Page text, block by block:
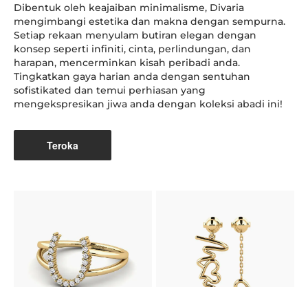
Dibentuk oleh keajaiban minimalisme, Divaria
mengimbangi estetika dan makna dengan sempurna.
Setiap rekaan menyulam butiran elegan dengan
konsep seperti infiniti, cinta, perlindungan, dan
harapan, mencerminkan kisah peribadi anda.
Tingkatkan gaya harian anda dengan sentuhan
sofistikated dan temui perhiasan yang
mengekspresikan jiwa anda dengan koleksi abadi ini!
Teroka